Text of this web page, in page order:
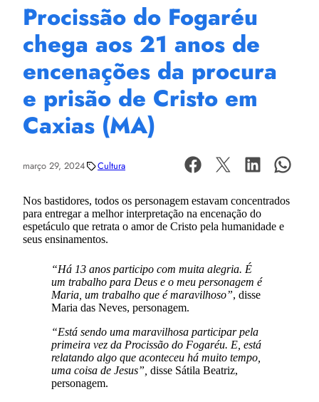
Procissão do Fogaréu
chega aos 21 anos de
encenações da procura
e prisão de Cristo em
Caxias (MA)
março 29, 2024 Cultura
Nos bastidores, todos os personagem estavam concentrados
para entregar a melhor interpretação na encenação do
espetáculo que retrata o amor de Cristo pela humanidade e
seus ensinamentos.
“Há 13 anos participo com muita alegria. É
um trabalho para Deus e o meu personagem é
Maria, um trabalho que é maravilhoso”, disse
Maria das Neves, personagem.
“Está sendo uma maravilhosa participar pela
primeira vez da Procissão do Fogaréu. E, está
relatando algo que aconteceu há muito tempo,
uma coisa de Jesus”, disse Sátila Beatriz,
personagem.